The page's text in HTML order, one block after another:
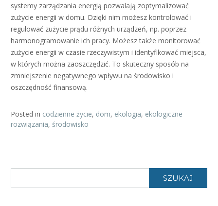
systemy zarządzania energią pozwalają zoptymalizować
zużycie energii w domu. Dzięki nim możesz kontrolować i
regulować zużycie prądu różnych urządzeń, np. poprzez
harmonogramowanie ich pracy. Możesz także monitorować
zużycie energii w czasie rzeczywistym i identyfikować miejsca,
w których można zaoszczędzić. To skuteczny sposób na
zmniejszenie negatywnego wpływu na środowisko i
oszczędność finansową.
Posted in codzienne życie, dom, ekologia, ekologiczne
rozwiązania, środowisko
SZUKAJ